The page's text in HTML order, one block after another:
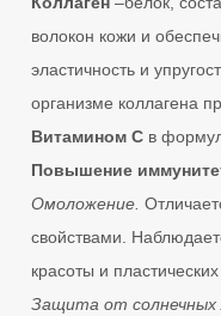
волокон кожи и
эластичность и
организме коллагена
Витамином С в
Повышение
Омоложение.
свойствами.
красоты и
Защита от солнечных